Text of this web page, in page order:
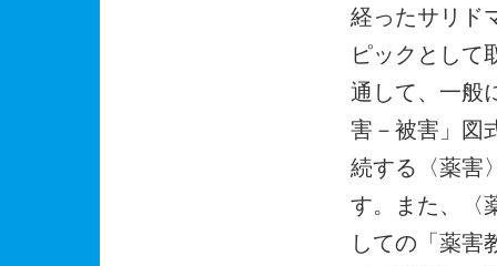
経ったサリド
ピックとして
通して、一般
害－被害」図
続する〈薬害
す。また、〈
しての「薬害